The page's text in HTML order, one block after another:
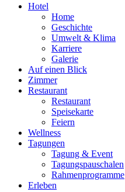
Hotel
Home
Geschichte
Umwelt & Klima
Karriere
Galerie
Auf einen Blick
Zimmer
Restaurant
Restaurant
Speisekarte
Feiern
Wellness
Tagungen
Tagung & Event
Tagungspauschalen
Rahmenprogramme
Erleben